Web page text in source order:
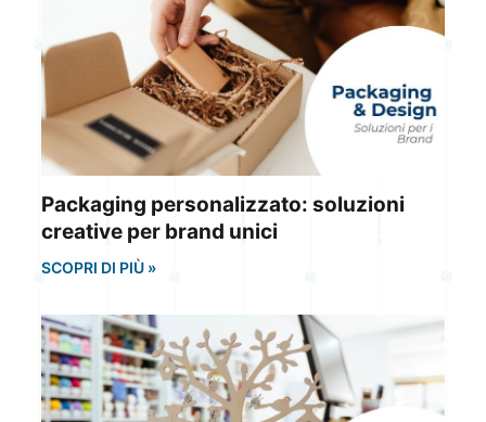
Packaging personalizzato: soluzioni
creative per brand unici
SCOPRI DI PIÙ »